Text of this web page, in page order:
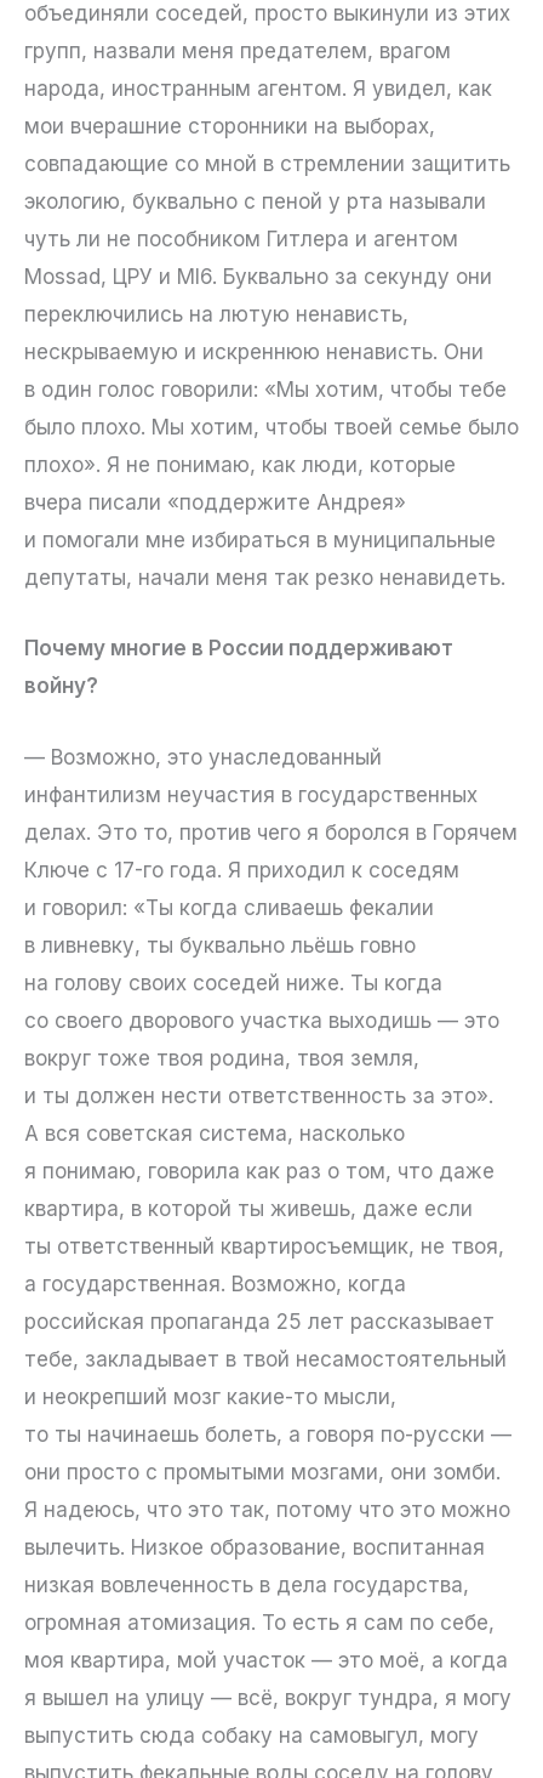
объединяли соседей, просто выкинули из этих
групп, назвали меня предателем, врагом
народа, иностранным агентом. Я увидел, как
мои вчерашние сторонники на выборах,
совпадающие со мной в стремлении защитить
экологию, буквально с пеной у рта называли
чуть ли не пособником Гитлера и агентом
Mossad, ЦРУ и MI6. Буквально за секунду они
переключились на лютую ненависть,
нескрываемую и искреннюю ненависть. Они
в один голос говорили: «Мы хотим, чтобы тебе
было плохо. Мы хотим, чтобы твоей семье было
плохо». Я не понимаю, как люди, которые
вчера писали «поддержите Андрея»
и помогали мне избираться в муниципальные
депутаты, начали меня так резко ненавидеть.
Почему многие в России поддерживают
войну?
— Возможно, это унаследованный
инфантилизм неучастия в государственных
делах. Это то, против чего я боролся в Горячем
Ключе с 17-го года. Я приходил к соседям
и говорил: «Ты когда сливаешь фекалии
в ливневку, ты буквально льёшь говно
на голову своих соседей ниже. Ты когда
со своего дворового участка выходишь — это
вокруг тоже твоя родина, твоя земля,
и ты должен нести ответственность за это».
А вся советская система, насколько
я понимаю, говорила как раз о том, что даже
квартира, в которой ты живешь, даже если
ты ответственный квартиросъемщик, не твоя,
а государственная. Возможно, когда
российская пропаганда 25 лет рассказывает
тебе, закладывает в твой несамостоятельный
и неокрепший мозг какие-то мысли,
то ты начинаешь болеть, а говоря по-русски —
они просто с промытыми мозгами, они зомби.
Я надеюсь, что это так, потому что это можно
вылечить. Низкое образование, воспитанная
низкая вовлеченность в дела государства,
огромная атомизация. То есть я сам по себе,
моя квартира, мой участок — это моё, а когда
я вышел на улицу — всё, вокруг тундра, я могу
выпустить сюда собаку на самовыгул, могу
выпустить фекальные воды соседу на голову,